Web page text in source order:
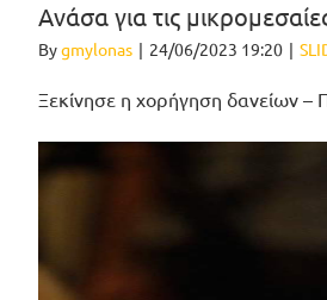
Ανάσα για τις
Bygmylonas | 24/06/2023 19:20 |
Ξεκίνησε η χορήγηση δανείων –